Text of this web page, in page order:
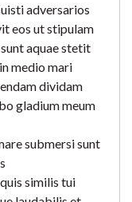
adversarios
eos ut stipulam
aquae stetit
medio mari
dividam
gladium meum
submersi sunt
similis tui